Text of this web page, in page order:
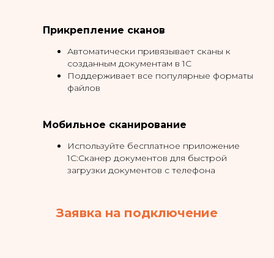
Прикрепление сканов
Автоматически привязывает сканы к
созданным документам в 1С
Поддерживает все популярные форматы
файлов
Мобильное сканирование
Используйте бесплатное приложение
1С:Сканер документов для быстрой
загрузки документов с телефона
Заявка на подключение